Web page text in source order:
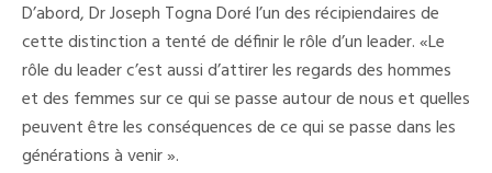
D’abord, Dr Joseph Togna Doré l’un des récipiendaires de
cette distinction a tenté de définir le rôle d’un leader. «Le
rôle du leader c’est aussi d’attirer les regards des hommes
et des femmes sur ce qui se passe autour de nous et quelles
peuvent être les conséquences de ce qui se passe dans les
générations à venir ».